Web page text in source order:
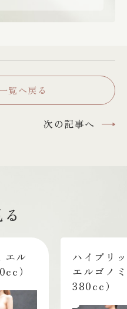
次の記事へ
覧へ戻る
エル
）
ハイブリ
エルゴノ
380cc）